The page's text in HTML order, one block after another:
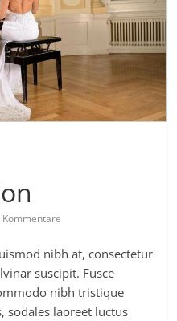
Kommentare
nibh at, consectetur
suscipit. Fusce
nibh tristique
sodales laoreet luctus